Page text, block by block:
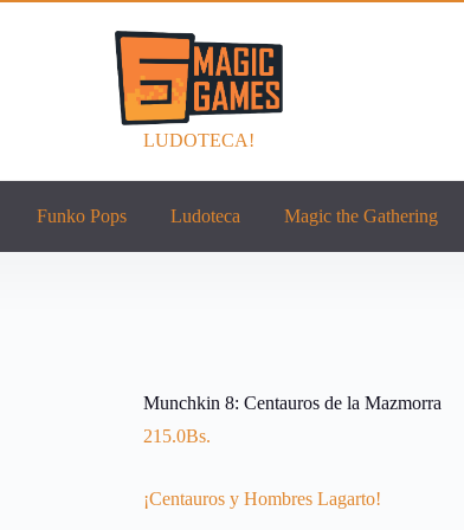
LUDOTECA!
Funko Pops Ludoteca Magic the Gathering
Munchkin 8: Centauros de la Mazmorra
215.0Bs.
¡Centauros y Hombres Lagarto!